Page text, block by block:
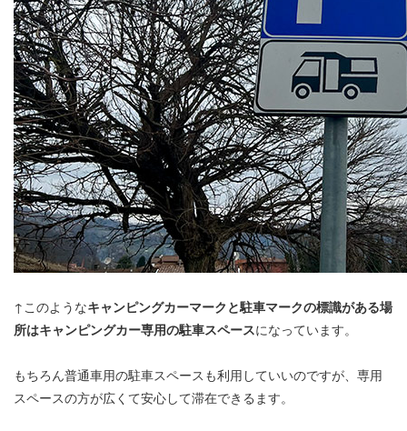
↑このようなキャンピングカーマークと駐車マークの標識がある場
所はキャンピングカー専用の駐車スペースになっています。
もちろん普通車用の駐車スペースも利用していいのですが、専用
スペースの方が広くて安心して滞在できるます。